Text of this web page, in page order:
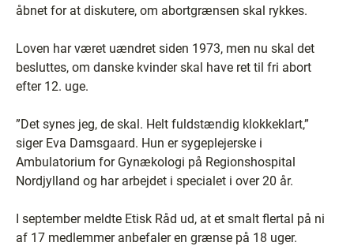
åbnet for at diskutere, om abortgrænsen skal rykkes.
Loven har været uændret siden 1973, men nu skal det
besluttes, om danske kvinder skal have ret til fri abort
efter 12. uge.
”Det synes jeg, de skal. Helt fuldstændig klokkeklart,”
siger Eva Damsgaard. Hun er sygeplejerske i
Ambulatorium for Gynækologi på Regionshospital
Nordjylland og har arbejdet i specialet i over 20 år.
I september meldte Etisk Råd ud, at et smalt flertal på ni
af 17 medlemmer anbefaler en grænse på 18 uger.